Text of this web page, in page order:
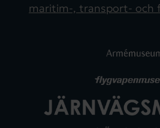
maritim-, transport- och